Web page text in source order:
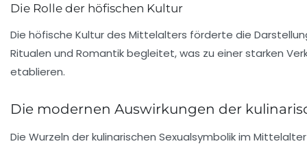
Die Rolle der höfischen Kultur
Die höfische Kultur des Mittelalters förderte die
Ritualen und Romantikbegleitet, was zu einer starken
etablieren.
Die modernen Auswirkungen der
Die Wurzeln der kulinarischen Sexualsymbolik im